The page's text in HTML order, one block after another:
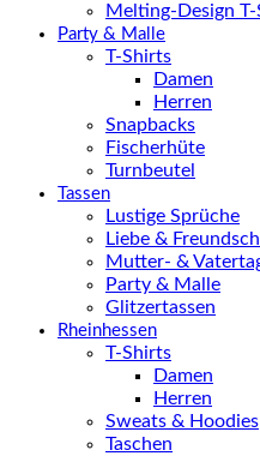
Melting-Design
Party & Malle
T-Shirts
Damen
Herren
Snapbacks
Fischerhüte
Turnbeutel
Tassen
Lustige Sprüche
Liebe &
Mutter- &
Party & Malle
Glitzertassen
Rheinhessen
T-Shirts
Damen
Herren
Sweats & Hoodies
Taschen